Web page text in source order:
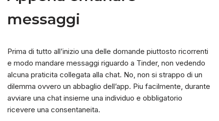
messaggi
Prima di tutto all’inizio una delle domande piuttosto ricorrenti
e modo mandare messaggi riguardo a Tinder, non vedendo
alcuna praticita collegata alla chat. No, non si strappo di un
dilemma ovvero un abbaglio dell’app. Piu facilmente, durante
avviare una chat insieme una individuo e obbligatorio
ricevere una consentaneita.